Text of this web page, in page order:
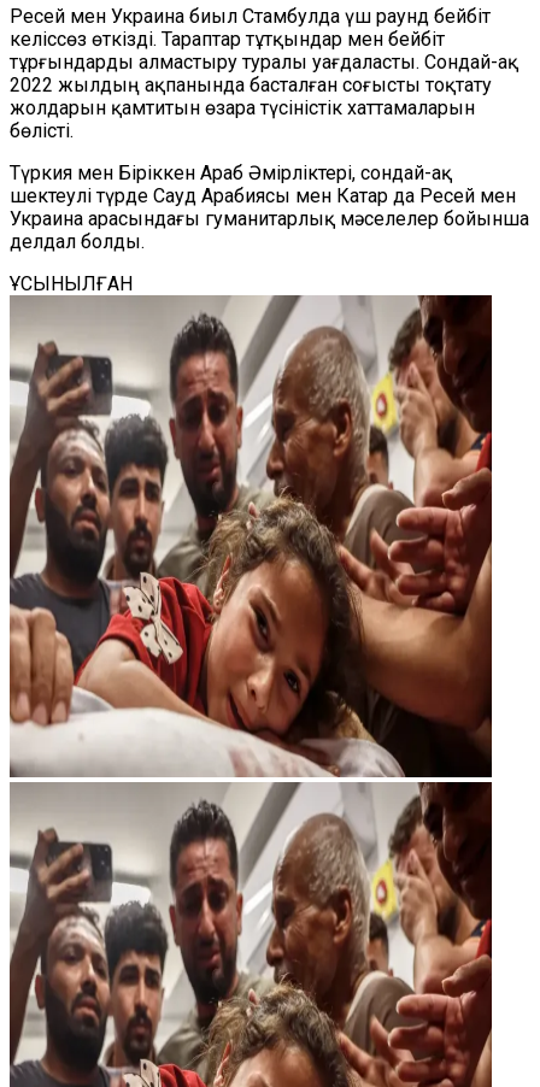
Ресей мен Украина биыл Стамбулда үш раунд бейбіт
келіссөз өткізді. Тараптар тұтқындар мен бейбіт
тұрғындарды алмастыру туралы уағдаласты. Сондай-ақ
2022 жылдың ақпанында басталған соғысты тоқтату
жолдарын қамтитын өзара түсіністік хаттамаларын
бөлісті.
Түркия мен Біріккен Араб Әмірліктері, сондай-ақ
шектеулі түрде Сауд Арабиясы мен Катар да Ресей мен
Украина арасындағы гуманитарлық мәселелер бойынша
делдал болды.
ҰСЫНЫЛҒАН